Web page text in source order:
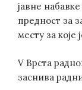
јавне
предност за
месту за које
V Врста
заснива